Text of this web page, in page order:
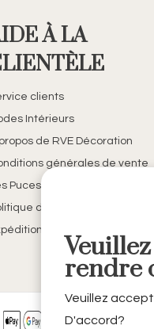
À LA
clients
Intérieurs
de RVE Décoration
générales de vente
Puces de Belfort
de confidentialité
et retours
rendre
Veuillez
D'accord?